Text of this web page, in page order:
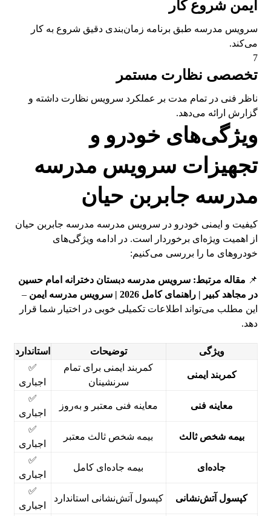
ایمن شروع کار
سرویس مدرسه طبق برنامه زمان‌بندی دقیق شروع به کار
می‌کند.
7
تخصصی نظارت مستمر
ناظر فنی در تمام مدت بر عملکرد سرویس نظارت داشته و
گزارش ارائه می‌دهد.
ویژگی‌های خودرو و
تجهیزات سرویس مدرسه
مدرسه جابربن حیان
کیفیت و ایمنی خودرو در سرویس مدرسه مدرسه جابربن حیان
از اهمیت ویژه‌ای برخوردار است. در ادامه ویژگی‌های
خودروهای ما را بررسی می‌کنیم:
📌 مقاله مرتبط: سرویس مدرسه دبستان دخترانه امام حسین
در مجاهد کبیر | راهنمای کامل 2026 | سرویس مدرسه ایمن
–
این مطلب می‌تواند اطلاعات تکمیلی خوبی در اختیار شما قرار
دهد.
ویژگی توضیحات استاندارد
کمربند ایمنی
کمربند ایمنی برای تمام
سرنشینان
✅
اجباری
معاینه فنی معاینه فنی معتبر و به‌روز
✅
اجباری
بیمه شخص ثالث بیمه شخص ثالث معتبر
✅
اجباری
جاده‌ای بیمه جاده‌ای کامل
✅
اجباری
کپسول آتش‌نشانی کپسول آتش‌نشانی استاندارد
✅
اجباری